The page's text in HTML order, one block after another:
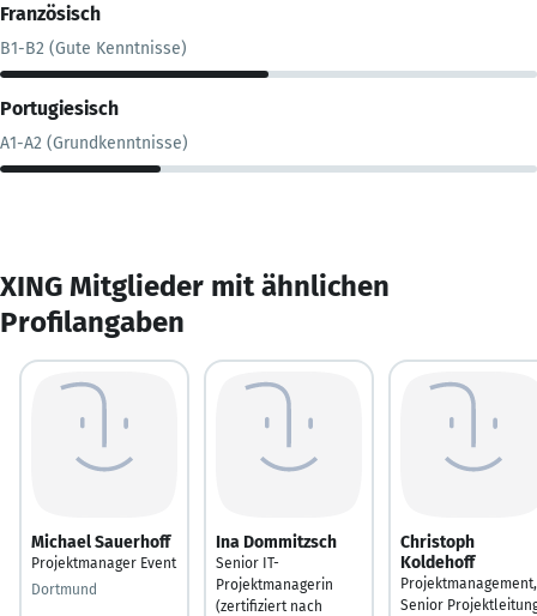
Französisch
B1-B2 (Gute Kenntnisse)
Portugiesisch
A1-A2 (Grundkenntnisse)
XING Mitglieder mit ähnlichen
Profilangaben
Michael Sauerhoff
Projektmanager Event
Dortmund
Ina Dommitzsch
Senior IT-
Projektmanagerin
(zertifiziert nach
Christoph
Koldehoff
Projektmanagement,
Senior